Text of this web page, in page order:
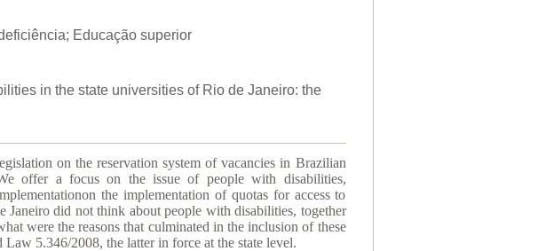
Educação superior
in the state universities of Rio de Janeiro: the
on the reservation system of vacancies in Brazilian
offer a focus on the issue of people with disabilities,
the implementation of quotas for access to
Janeiro did not think about people with disabilities, together
were the reasons that culminated in the inclusion of these
5.346/2008, the latter in force at the state level.